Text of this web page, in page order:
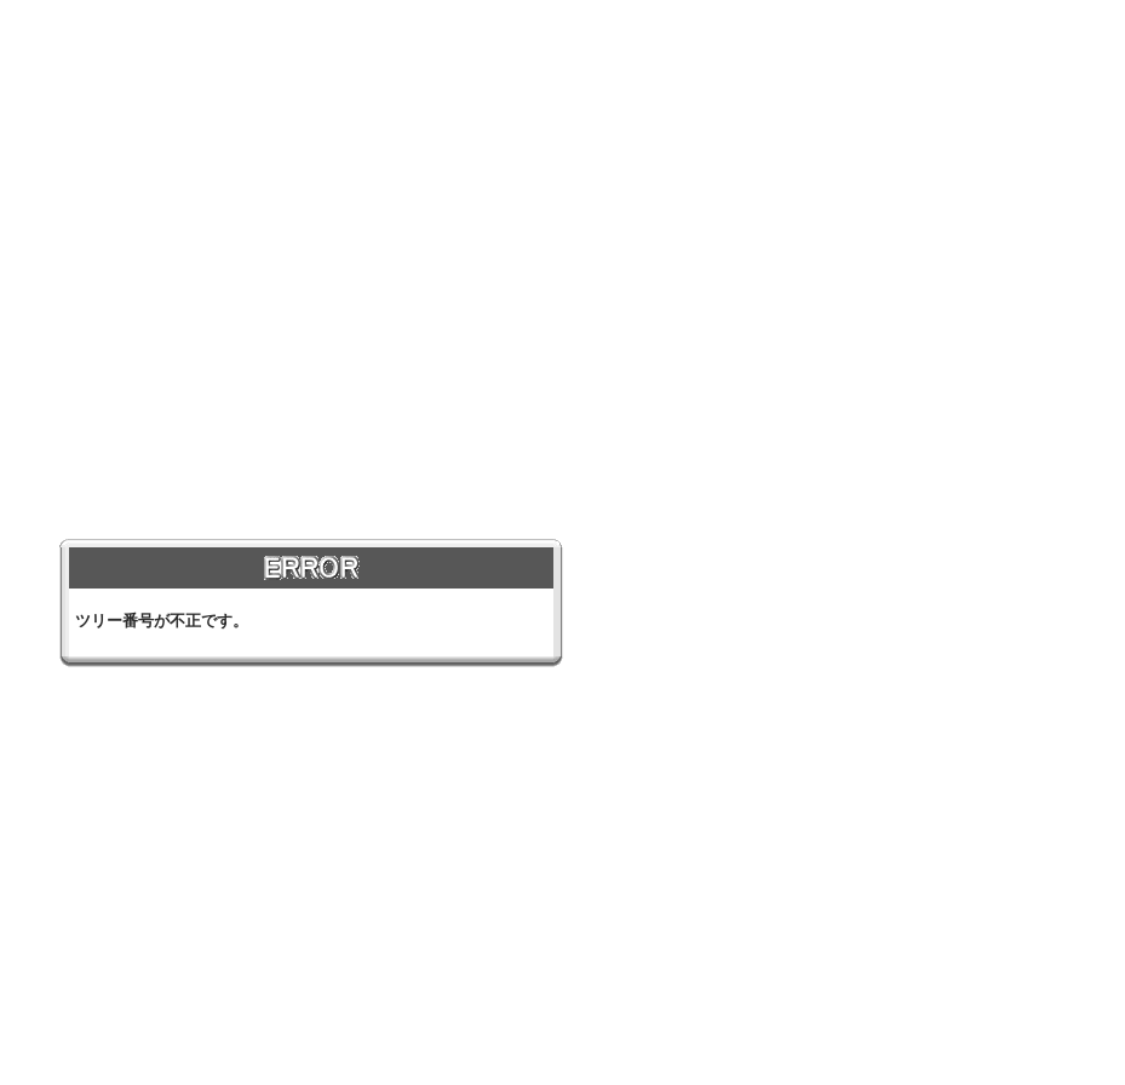
ツリー番号が不正です。